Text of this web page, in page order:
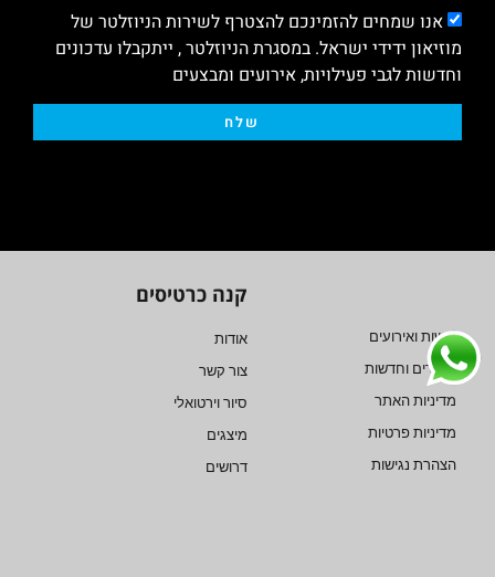
אנו שמחים להזמינכם להצטרף לשירות הניוזלטר של
מוזיאון ידידי ישראל. במסגרת הניוזלטר , ייתקבלו עדכונים
וחדשות לגבי פעילויות, אירועים ומבצעים
שלח
חדשות ואירועים
מאמרים וחדשות
מדיניות האתר
מדיניות פרטיות
הצהרת נגישות
קנה כרטיסים
אודות
צור קשר
סיור וירטואלי
מיצגים
דרושים